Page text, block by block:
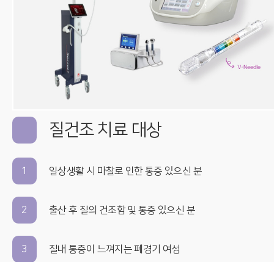
질건조 치료 대상
1 일상생활 시 마찰로 인한 통증 있으신 분
2 출산 후 질의 건조함 및 통증 있으신 분
3 질내 통증이 느껴지는 폐경기 여성